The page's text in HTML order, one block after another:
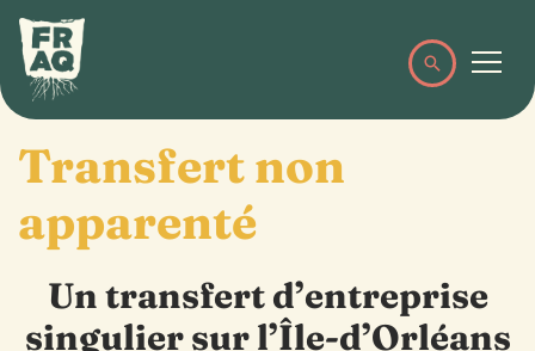
Transfert non
apparenté
Un transfert d’entreprise
singulier sur l’Île-d’Orléans